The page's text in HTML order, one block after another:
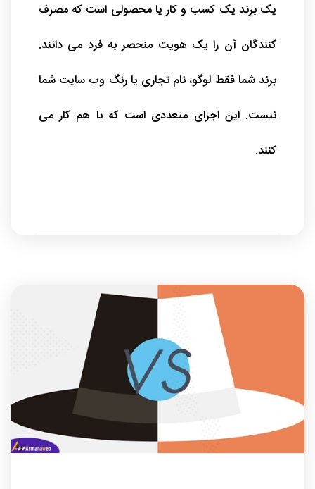
یک برند یک کسب و کار یا محصولی است که مصرف
کنندگان آن را یک هویت منحصر به فرد می دانند.
برند شما فقط لوگو، نام تجاری یا رنگ وب سایت شما
نیست. این اجزای متعددی است که با هم کار می
کنند.